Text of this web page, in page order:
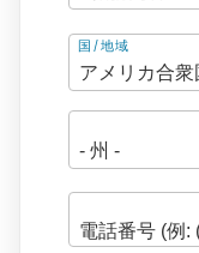
住
所
国/地域